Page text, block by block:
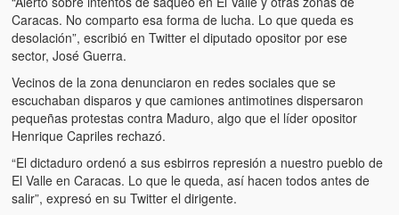
Caracas. No comparto esa forma de lucha. Lo que queda es
desolación”, escribió en Twitter el diputado opositor por ese
sector, José Guerra.
Vecinos de la zona denunciaron en redes sociales que se
escuchaban disparos y que camiones antimotines dispersaron
pequeñas protestas contra Maduro, algo que el líder opositor
Henrique Capriles rechazó.
“El dictaduro ordenó a sus esbirros represión a nuestro pueblo de
El Valle en Caracas. Lo que le queda, así hacen todos antes de
salir”, expresó en su Twitter el dirigente.